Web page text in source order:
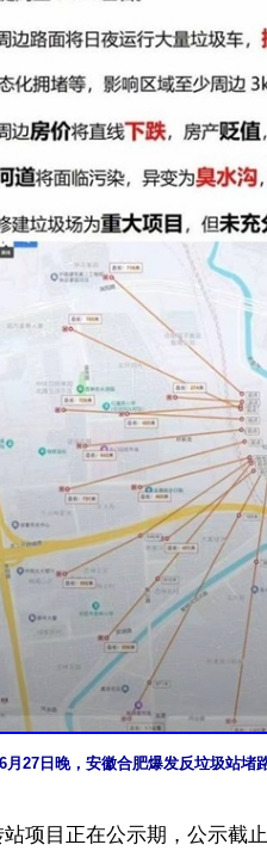
6月27日晚，安徽合肥爆发反垃圾站堵
项目正在公示期，公示截